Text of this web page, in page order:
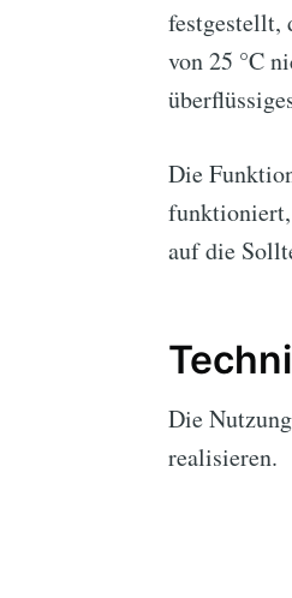
festgestellt,
von 25 °C
Die
funktioniert,
auf die
Die
realisieren.